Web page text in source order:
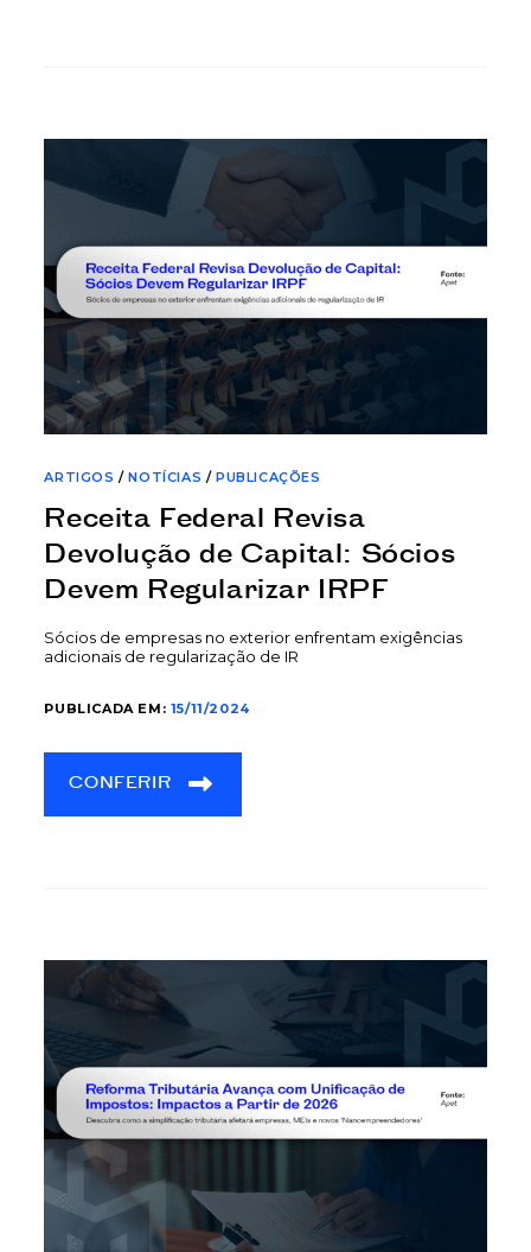
ARTIGOS /NOTÍCIAS /PUBLICAÇÕES
Receita Federal Revisa
Devolução de Capital: Sócios
Devem Regularizar IRPF
Sócios de empresas no exterior enfrentam exigências
adicionais de regularização de IR
PUBLICADA EM: 15/11/2024
CONFERIR